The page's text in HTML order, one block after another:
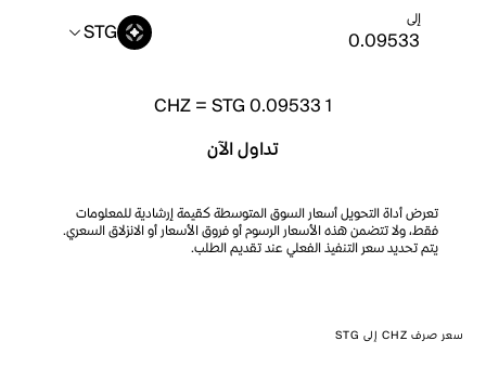
إلى STG
1
CHZ=STG 0.09533
تداول الآن
تعرض أداة التحويل أسعار السوق المتوسطة كقيمة إرشادية للمعلومات
فقط، ولا تتضمن هذه الأسعار الرسوم أو فروق الأسعار أو الانزلاق السعري.
يتم تحديد سعر التنفيذ الفعلي عند تقديم الطلب.
سعر صرف CHZ إلى STG